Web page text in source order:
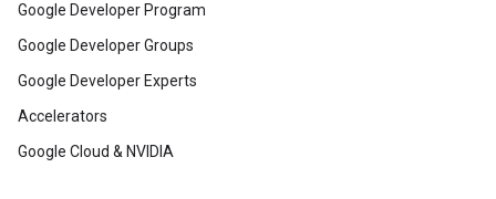
Google Developer Program
Google Developer Groups
Google Developer Experts
Accelerators
Google Cloud & NVIDIA